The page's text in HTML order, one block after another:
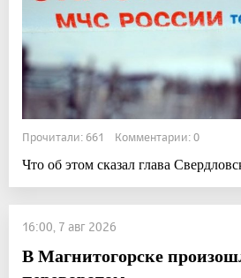
Прочитали: 661 Комментарии: 0
Что об этом сказал глава
16:00, 7 авг 2026
В Магнитогорске